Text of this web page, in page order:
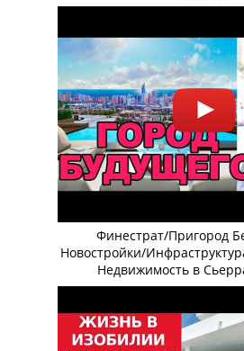
Финестрат/Пригород
Новостройки/
Недвижимость в